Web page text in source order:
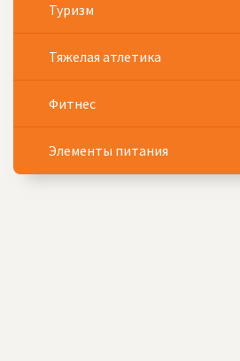
Туризм
Тяжелая атлетика
Фитнес
Элементы питания